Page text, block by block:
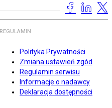
REGULAMIN
Polityka Prywatności
Zmiana ustawień zgód
Regulamin serwisu
Informacje o nadawcy
Deklaracja dostępności